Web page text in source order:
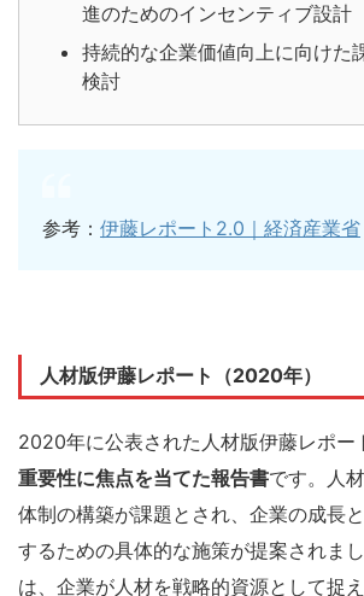
進のためのインセンティブ設計
持続的な企業価値向上に向けた
検討
参考： 伊藤レポート2.0｜経済産業省
人材版伊藤レポート（2020年）
2020年に公表された人材版伊藤レポー
重要性に焦点を当てた報告書です。人
体制の構築が課題とされ、企業の成長
するための具体的な施策が提案されま
は、企業が人材を戦略的資源として捉